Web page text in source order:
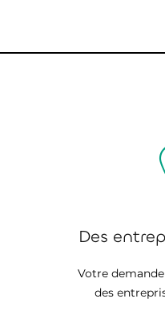
Des
Votre
des